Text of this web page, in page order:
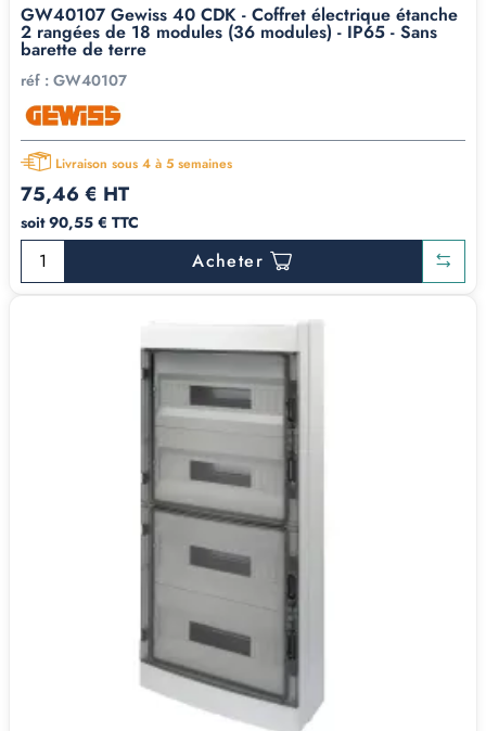
GW40107 Gewiss 40 CDK - Coffret électrique étanche
2 rangées de 18 modules (36 modules) - IP65 - Sans
barette de terre
réf : GW40107
Livraison sous 4 à 5 semaines
75,46 € HT
soit 90,55 € TTC
Acheter